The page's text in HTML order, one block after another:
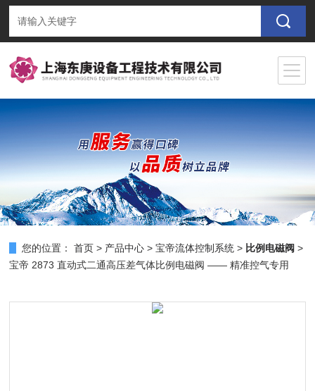
您的位置： 首页 > 产品中心 >宝帝流体控制系统 > 比例电磁阀 >
宝帝 2873 直动式二通高压差气体比例电磁阀 —— 精准控气专用